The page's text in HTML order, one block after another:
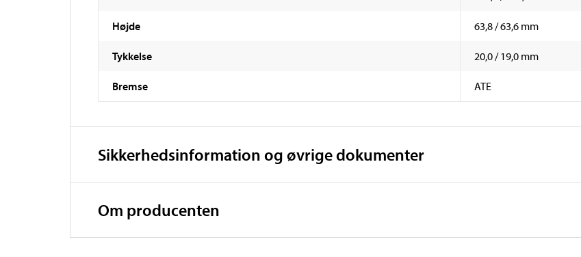
Højde 63,8 / 63,6 mm
Tykkelse 20,0 / 19,0 mm
Bremse ATE
Sikkerhedsinformation og øvrige dokumenter
Om producenten